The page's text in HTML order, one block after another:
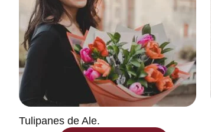
Tulipanes de Ale.